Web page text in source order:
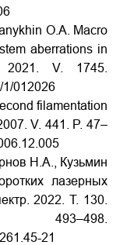
O.A. Macro
aberrations in
V. 1745.
1/012026
filamentation
V. 441. P. 47–
Н.А., Кузьмин
лазерных
2022. Т. 130.
21